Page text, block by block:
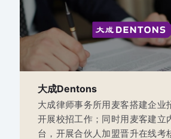
大成Dentons
大成律师事务所用麦客搭建企业
开展校招工作；同时用麦客建立
台，开展合伙人加盟晋升在线考